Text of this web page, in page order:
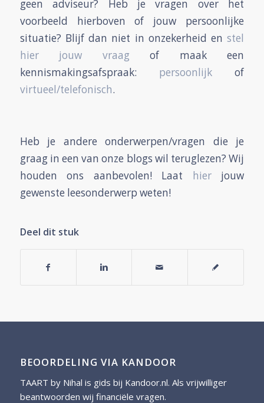
geen adviseur? Heb je vragen over het
voorbeeld hierboven of jouw persoonlijke
situatie? Blijf dan niet in onzekerheid enstel
hier jouw vraag of maak een
kennismakingsafspraak: persoonlijk of
virtueel/telefonisch.
Heb je andere onderwerpen/vragen die je
graag in een van onze blogs wil teruglezen? Wij
houden ons aanbevolen! Laat hierjouw
gewenste leesonderwerp weten!
Deel dit stuk
BEOORDELING VIA KANDOOR
TAART by Nihal is gids bij Kandoor.nl. Als vrijwilliger
beantwoorden wij financiële vragen.